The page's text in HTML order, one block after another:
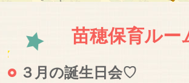
苗穂保育ルー
３月の誕生日会♡